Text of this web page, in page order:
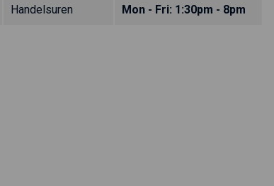
Handelsuren Mon - Fri: 1:30pm - 8pm